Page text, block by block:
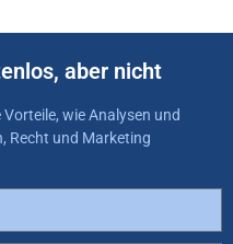
aber nicht
wie Analysen und
Recht und Marketing